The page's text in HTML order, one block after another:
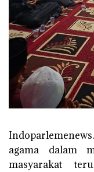
agama dalam
masyarakat